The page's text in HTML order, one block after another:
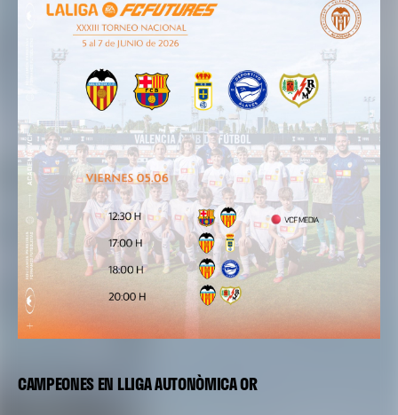
CAMPEONES EN LLIGA AUTONÒMICA OR